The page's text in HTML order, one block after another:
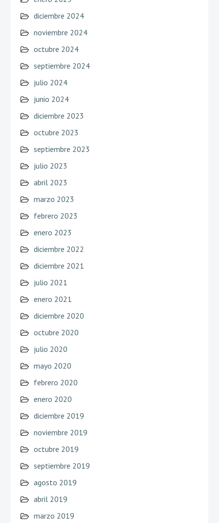
diciembre 2024
noviembre 2024
octubre 2024
septiembre 2024
julio 2024
junio 2024
diciembre 2023
octubre 2023
septiembre 2023
julio 2023
abril 2023
marzo 2023
febrero 2023
enero 2023
diciembre 2022
diciembre 2021
julio 2021
enero 2021
diciembre 2020
octubre 2020
julio 2020
mayo 2020
febrero 2020
enero 2020
diciembre 2019
noviembre 2019
octubre 2019
septiembre 2019
agosto 2019
abril 2019
marzo 2019